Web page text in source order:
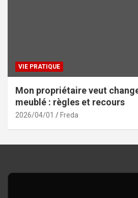
VIE PRATIQUE
Mon propriétaire veut
meublé : règles et recours
2026/04/01 Freda